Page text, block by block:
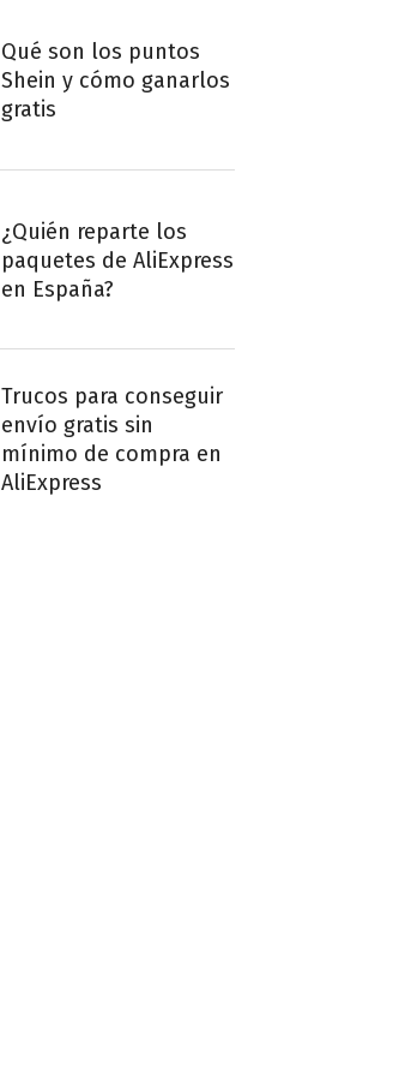
Qué son los puntos
Shein y cómo ganarlos
gratis
¿Quién reparte los
paquetes de AliExpress
en España?
Trucos para conseguir
envío gratis sin
mínimo de compra en
AliExpress